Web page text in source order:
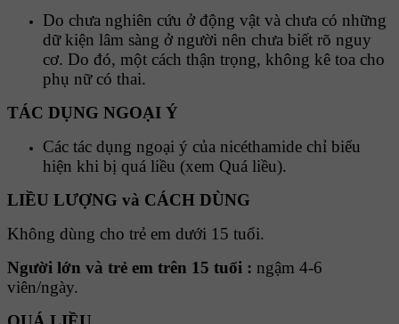
Do chưa nghiên cứu ở động vật và chưa có những
dữ kiện lâm sàng ở người nên chưa biết rõ nguy
cơ. Do đó, một cách thận trọng, không kê toa cho
phụ nữ có thai.
TÁC DỤNG NGOẠI Ý
Các tác dụng ngoại ý của nicéthamide chỉ biểu
hiện khi bị quá liều (xem Quá liều).
LIỀU LƯỢNG và CÁCH DÙNG
Không dùng cho trẻ em dưới 15 tuổi.
Người lớn và trẻ em trên 15 tuổi : ngậm 4-6
viên/ngày.